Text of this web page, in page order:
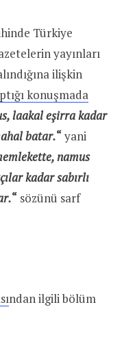
Türkiye
yayınları
ilişkin
konuşmada
laakal eşirra kadar
batar.“yani
namus
kadar sabırlı
“ sözünü sarf
ndan ilgili bölüm